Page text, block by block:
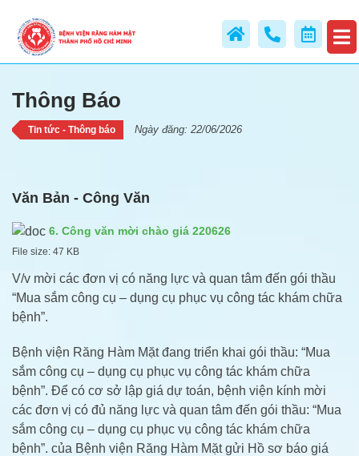
Thông Báo
Thông Báo
Tin tức - Thông báo Ngày đăng: 22/06/2026
Văn Bản - Công Văn
6. Công văn mời chào giá 220626
File size: 47 KB
V/v mời các đơn vị có năng lực và quan tâm đến gói thầu
“Mua sắm công cụ – dụng cụ phục vụ công tác khám chữa
bệnh”.
Bệnh viện Răng Hàm Mặt đang triển khai gói thầu: “Mua
sắm công cụ – dụng cụ phục vụ công tác khám chữa
bệnh”. Để có cơ sở lập giá dự toán, bệnh viện kính mời
các đơn vị có đủ năng lực và quan tâm đến gói thầu: “Mua
sắm công cụ – dụng cụ phục vụ công tác khám chữa
bệnh”. của Bệnh viện Răng Hàm Mặt gửi Hồ sơ báo giá